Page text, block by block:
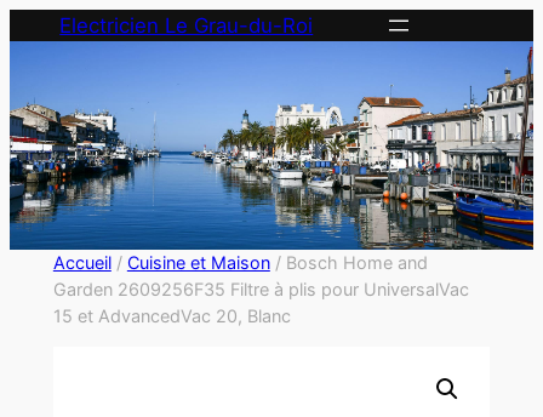
Electricien Le Grau-du-Roi
Accueil/ Cuisine et Maison/ Bosch Home and
Garden 2609256F35 Filtre à plis pour UniversalVac
15 et AdvancedVac 20, Blanc